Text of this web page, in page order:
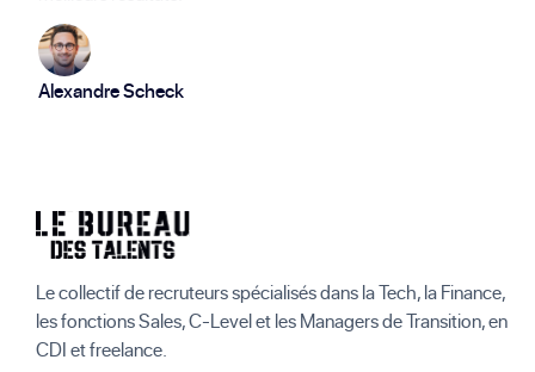
Alexandre Scheck
Le collectif de recruteurs spécialisés dans la Tech, la Finance,
les fonctions Sales, C-Level et les Managers de Transition, en
CDI et freelance.